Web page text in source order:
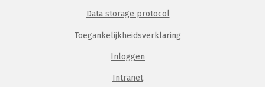
Data storage protocol
Toegankelijkheidsverklaring
Inloggen
Intranet